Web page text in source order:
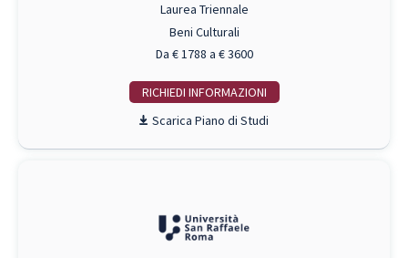
Laurea Triennale
Beni Culturali
Da € 1788 a € 3600
RICHIEDI INFO
Piano di Studi